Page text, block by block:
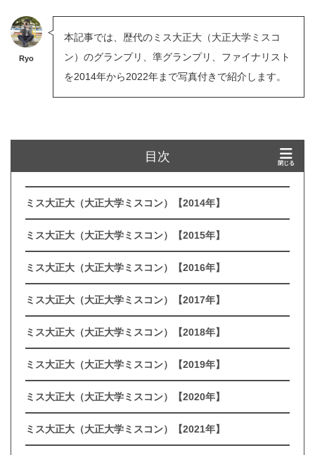
Ryo
本記事では、歴代のミス大正大（大正大学ミスコ
ン）のグランプリ、準グランプリ、ファイナリスト
を2014年から2022年まで写真付きで紹介します。
目次
ミス大正大（大正大学ミスコン）【2014年】
ミス大正大（大正大学ミスコン）【2015年】
ミス大正大（大正大学ミスコン）【2016年】
ミス大正大（大正大学ミスコン）【2017年】
ミス大正大（大正大学ミスコン）【2018年】
ミス大正大（大正大学ミスコン）【2019年】
ミス大正大（大正大学ミスコン）【2020年】
ミス大正大（大正大学ミスコン）【2021年】